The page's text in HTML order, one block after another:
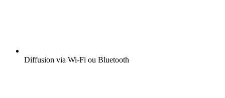
Diffusion via Wi-Fi ou Bluetooth